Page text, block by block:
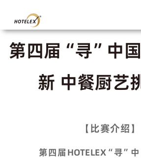
第四届“寻”中
新 中餐厨艺
【比赛介绍】
第四届HOTELEX“寻”中